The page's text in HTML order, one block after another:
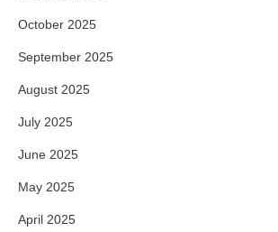
October 2025
September 2025
August 2025
July 2025
June 2025
May 2025
April 2025